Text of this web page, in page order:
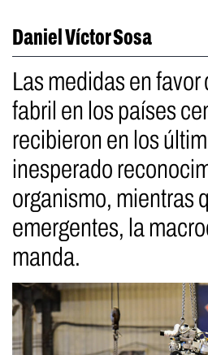
Daniel Víctor Sosa
Las medidas en
fabril en los países
recibieron en los
inesperado
organismo, mientras
emergentes, la
manda.